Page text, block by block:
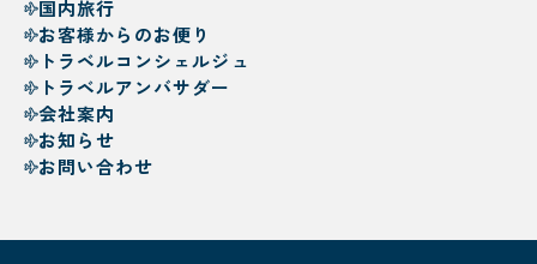
国内旅行
お客様からのお便り
トラベルコンシェルジュ
トラベルアンバサダー
会社案内
お知らせ
お問い合わせ